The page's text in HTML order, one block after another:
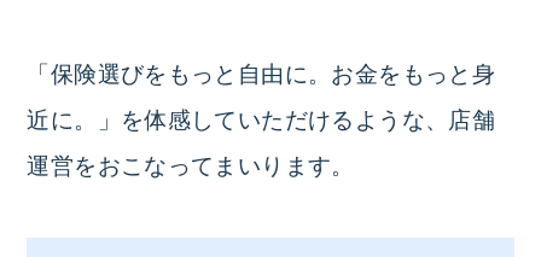
「保険選びをもっと自由に。お金をもっと身
近に。」を体感していただけるような、店舗
運営をおこなってまいります。